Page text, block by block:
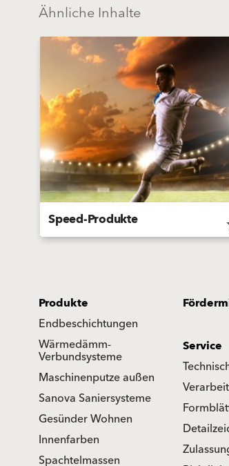
Ähnliche Inhalte
Speed-Produkte
Produkte
Endbeschichtungen
Wärmedämm-
Verbundsysteme
Maschinenputze außen
Sanova Saniersysteme
Gesünder Wohnen
Innenfarben
Spachtelmassen
Service